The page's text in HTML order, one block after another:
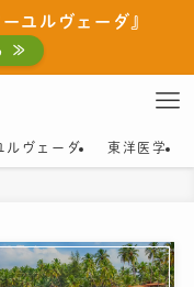
ユルヴェーダ』
≫
ルヴェーダ 東洋医学